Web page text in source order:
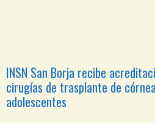
INSN San Borja recibe
cirugías de trasplante de
adolescentes